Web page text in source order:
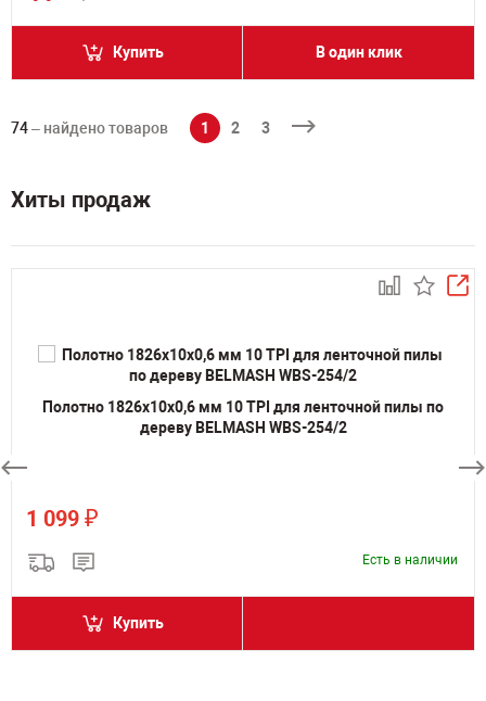
Купить В один клик
74– найдено товаров 1 2 3
Хиты продаж
Полотно 1826х10х0,6 мм 10 TPI для ленточной пилы по
дереву BELMASH WBS-254/2
1 099 ₽
Есть в наличии
Купить